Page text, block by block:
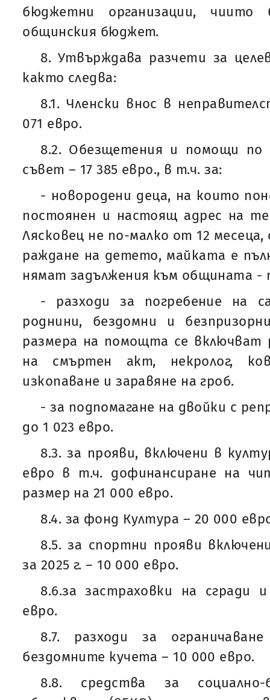
бюджетни организации,
общинския бюджет.
8. Утвърждава разчети за
както следва:
8.1. Членски внос в
071 евро.
8.2. Обезщетения и помощи по
съвет – 17 385 евро., в т.ч. за:
- новородени деца, на които
постоянен и настоящ адрес на
Лясковец не по-малко от 12
раждане на детето, майката е
нямат задължения към общината -
- разходи за погребение на
роднини, бездомни и
размера на помощта се включват
на смъртен акт, некролог,
изкопаване и заравяне на гроб.
- за подпомагане на двойки с
до 1 023 евро.
8.3. за прояви, включени в
евро в т.ч. дофинансиране на
размер на 21 000 евро.
8.4. за фонд Култура – 20 000
8.5. за спортни прояви
за 2025 г. – 10 000 евро.
8.6.за застраховки на сгради
евро.
8.7. разходи за
бездомните кучета – 10 000 евро.
8.8. средства за